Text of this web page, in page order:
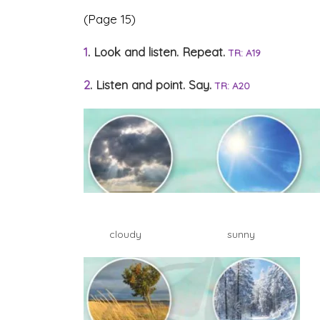
(Page 15)
1. Look and listen. Repeat.TR: A19
2. Listen and point. Say.TR: A20
cloudy sunny